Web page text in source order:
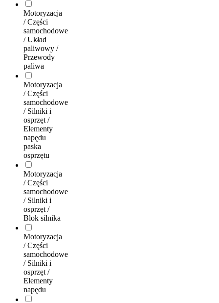
Motoryzacja
/ Części
samochodowe
/ Układ
paliwowy /
Przewody
paliwa
Motoryzacja
/ Części
samochodowe
/ Silniki i
osprzęt /
Elementy
napędu
paska
osprzętu
Motoryzacja
/ Części
samochodowe
/ Silniki i
osprzęt /
Blok silnika
Motoryzacja
/ Części
samochodowe
/ Silniki i
osprzęt /
Elementy
napędu